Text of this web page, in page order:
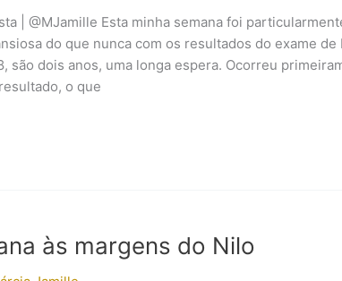
| @MJamille Esta minha semana foi
do que nunca com os resultados do exame de
são dois anos, uma longa espera. Ocorreu
o que
às margens do Nilo